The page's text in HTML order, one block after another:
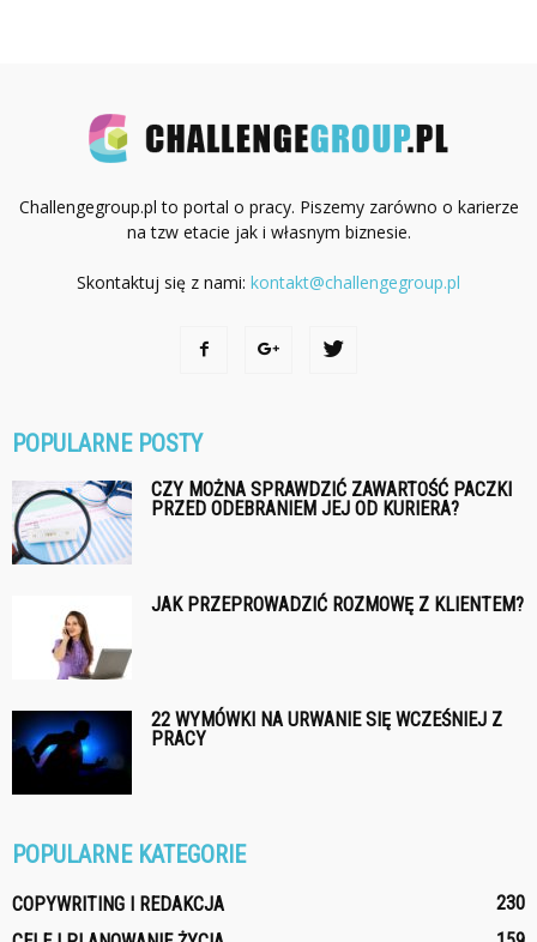
Challengegroup.pl to portal o pracy. Piszemy zarówno o karierze
na tzw etacie jak i własnym biznesie.
Skontaktuj się z nami: kontakt@challengegroup.pl
POPULARNE POSTY
CZY MOŻNA SPRAWDZIĆ ZAWARTOŚĆ PACZKI
PRZED ODEBRANIEM JEJ OD KURIERA?
JAK PRZEPROWADZIĆ ROZMOWĘ Z KLIENTEM?
22 WYMÓWKI NA URWANIE SIĘ WCZEŚNIEJ Z
PRACY
POPULARNE KATEGORIE
COPYWRITING I REDAKCJA
230